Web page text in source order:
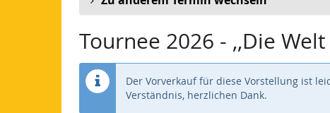
Tournee 2026 - ,,Die
Der Vorverkauf für diese Vorstellung ist
Verständnis, herzlichen Dank.